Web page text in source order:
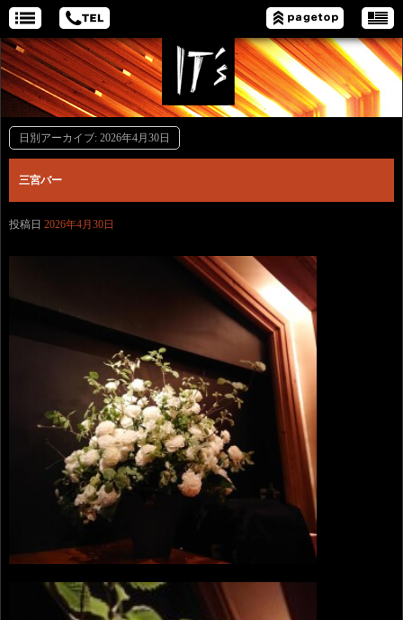
日別アーカイブ: 2026年4月30日
三宮バー
投稿日 2026年4月30日